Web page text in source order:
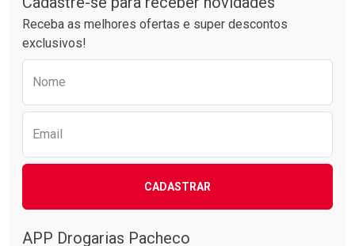
Receba as melhores ofertas e super descontos
exclusivos!
Nome
Email
CADASTRAR
APP Drogarias Pacheco